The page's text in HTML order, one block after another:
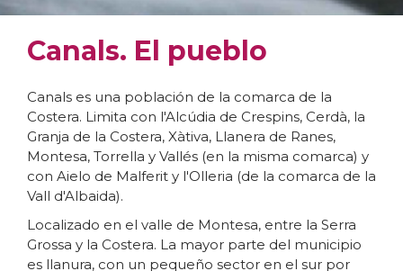
Canals. El pueblo
Canals es una población de la comarca de la
Costera. Limita con l'Alcúdia de Crespins, Cerdà, la
Granja de la Costera, Xàtiva, Llanera de Ranes,
Montesa, Torrella y Vallés (en la misma comarca) y
con Aielo de Malferit y l'Olleria (de la comarca de la
Vall d'Albaida).
Localizado en el valle de Montesa, entre la Serra
Grossa y la Costera. La mayor parte del municipio
es llanura, con un pequeño sector en el sur por